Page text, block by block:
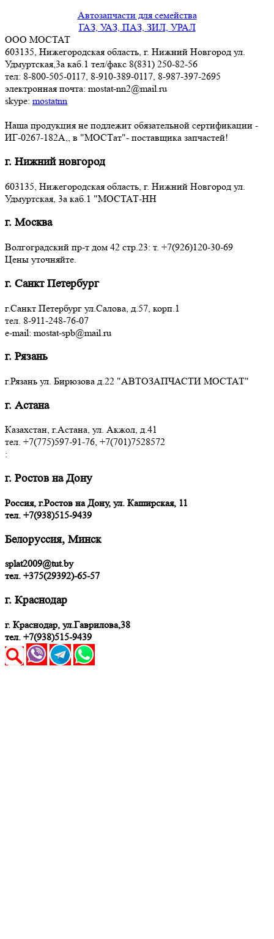
Автозапчасти для семейства
ГАЗ, УАЗ, ПАЗ, ЗИЛ, УРАЛ
ООО МОСТАТ
603135, Нижегородская область, г. Нижний Новгород ул.
Удмуртская,3a каб.1 тел/факс 8(831) 250-82-56
тел: 8-800-505-0117, 8-910-389-0117, 8-987-397-2695
электронная почта: mostat-nn2@mail.ru
skype: mostatnn
Наша продукция не подлежит обязательной сертификации -
ИГ-0267-182А,, в "МОСТат"- поставщика запчастей!
г. Нижний новгород
603135, Нижегородская область, г. Нижний Новгород ул.
Удмуртская, 3a каб.1 "МОСТАТ-НН
г. Москва
Волгоградский пр-т дом 42 стр.23: т. +7(926)120-30-69
Цены уточняйте.
г. Санкт Петербург
г.Санкт Петербург ул.Салова, д.57, корп.1
тел. 8-911-248-76-07
e-mail: mostat-spb@mail.ru
г. Рязань
г.Рязань ул. Бирюзова д.22 "АВТОЗАПЧАСТИ МОСТАТ"
г. Астана
Казахстан, г.Астана, ул. Акжол, д.41
тел. +7(775)597-91-76, +7(701)7528572
:
г. Ростов на Дону
Россия, г.Ростов на Дону, ул. Каширская, 11
тел. +7(938)515-9439
Белоруссия, Минск
splat2009@tut.by
тел. +375(29392)-65-57
г. Краснодар
г. Краснодар, ул.Гаврилова,38
тел. +7(938)515-9439